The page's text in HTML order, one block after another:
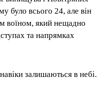
було всього 24, але він
воїном, який нещадно
та напрямках
залишаються в небі.